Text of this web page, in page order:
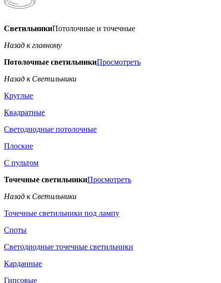
СветильникиПотолочные и точечные
Назад к главному
Потолочные светильникиПросмотреть
Назад к Светильники
Круглые
Квадратные
Светодиодные потолочные
Плоские
С пультом
Точечные светильникиПросмотреть
Назад к Светильники
Точечные светильники под лампу
Споты
Светодиодные точечные светильники
Карданные
Гипсовые